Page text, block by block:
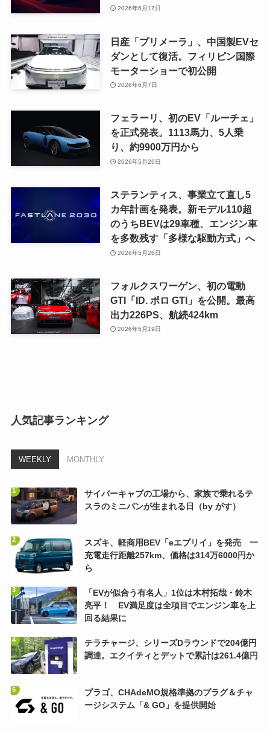
2026年6月17日
日産「プリメーラ」、中国製EVセ
ダンとして復活。フィリピン国際
モーターショーで初公開
2026年6月7日
フェラーリ、初のEV「ルーチェ」
を正式発表。1113馬力、5人乗
り、約9900万円から
2026年5月26日
ステランティス、事業立て直し5
カ年計画を発表。新モデル110超
のうちBEVは29車種、エンジン車
を多数残す「多様な駆動方式」へ
2026年5月26日
フォルクスワーゲン、初の電動
GTI「ID. ポロ GTI」を公開。最高
出力226PS、航続424km
2026年5月19日
人気記事ランキング
WEEKLY MONTHLY
サイバーキャブの工場から、家族で乗れるテ
スラのミニバンが生まれる日（by がす）
スズキ、軽商用BEV「eエブリイ」を発売 一
充電走行距離257km、価格は314万6000円か
ら
「EVが似合う有名人」1位は木村拓哉・鈴木
亮平！ EV満足度は全項目でエンジン車を上
回る結果に
テラチャージ、シリーズDラウンドで204億円
調達。エクイティとデットで累計は261.4億円
プラゴ、CHAdeMO規格準拠のプラグ＆チャ
ージシステム「& GO」を提供開始